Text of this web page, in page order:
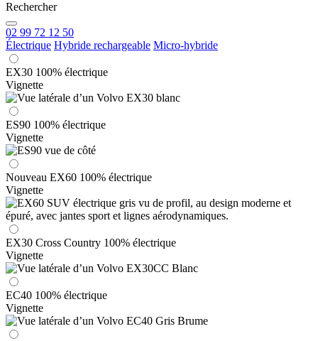
Rechercher
02 99 72 12 50
Électrique Hybride rechargeable Micro-hybride
EX30 100% électrique
Vignette
ES90 100% électrique
Vignette
Nouveau EX60 100% électrique
Vignette
EX30 Cross Country 100% électrique
Vignette
EC40 100% électrique
Vignette